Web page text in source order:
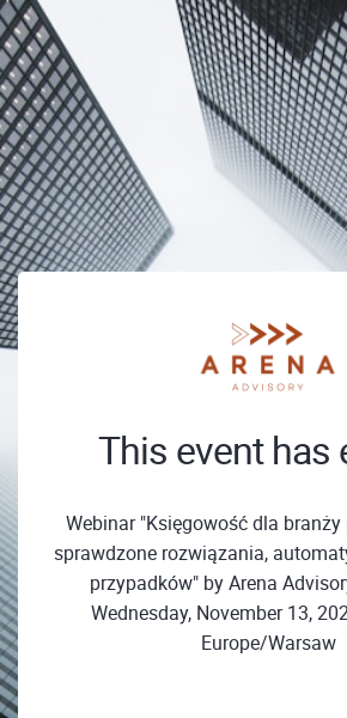
This event has
Webinar "Księgowość dla
sprawdzone rozwiązania,
przypadków" by Arena
Wednesday, November 13,
Europe/Warsaw